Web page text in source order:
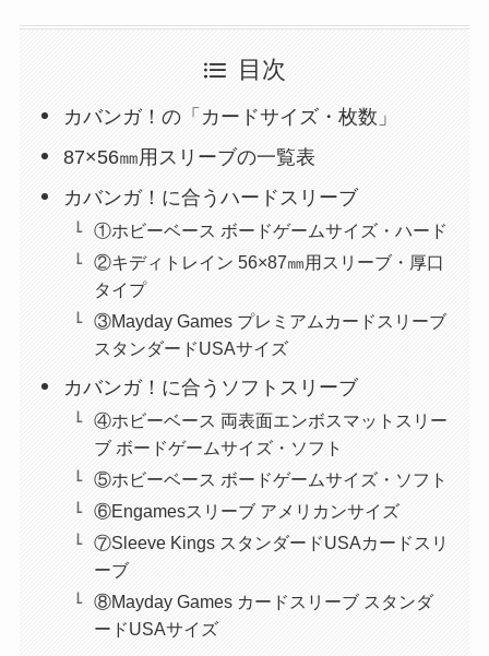
目次
カバンガ！の「カードサイズ・枚数」
87×56㎜用スリーブの一覧表
カバンガ！に合うハードスリーブ
①ホビーベース ボードゲームサイズ・ハード
②キディトレイン 56×87㎜用スリーブ・厚口
タイプ
③Mayday Games プレミアムカードスリーブ
スタンダードUSAサイズ
カバンガ！に合うソフトスリーブ
④ホビーベース 両表面エンボスマットスリー
ブ ボードゲームサイズ・ソフト
⑤ホビーベース ボードゲームサイズ・ソフト
⑥Engamesスリーブ アメリカンサイズ
⑦Sleeve Kings スタンダードUSAカードスリ
ーブ
⑧Mayday Games カードスリーブ スタンダ
ードUSAサイズ